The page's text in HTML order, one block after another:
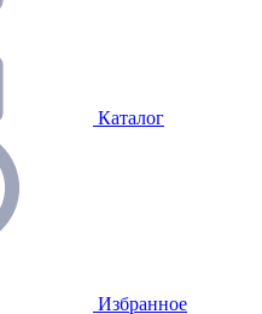
Каталог
Избранное